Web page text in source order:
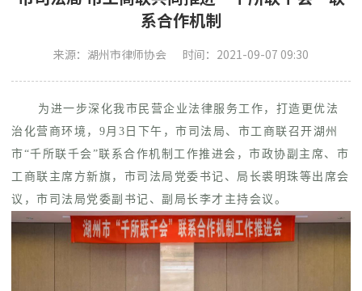
系合作机制
来源：湖州市律师协会 时间：2021-09-07 09:30
为进一步深化我市民营企业法律服务工作，打造更优法
治化营商环境，9月3日下午，市司法局、市工商联召开湖州
市“千所联千会”联系合作机制工作推进会，市政协副主席、市
工商联主席方新旗，市司法局党委书记、局长裘明珠等出席会
议，市司法局党委副书记、副局长李才主持会议。